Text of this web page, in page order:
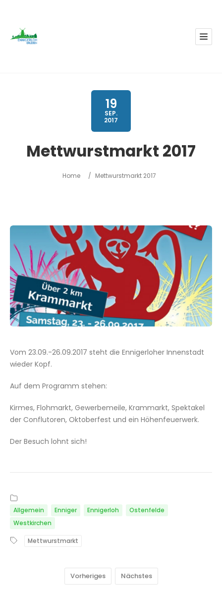
19
SEP.
2017
Mettwurstmarkt 2017
Home / Mettwurstmarkt 2017
Vom 23.09.-26.09.2017 steht die Ennigerloher Innenstadt
wieder Kopf.
Auf dem Programm stehen:
Kirmes, Flohmarkt, Gewerbemeile, Krammarkt, Spektakel
der Conflutoren, Oktoberfest und ein Höhenfeuerwerk.
Der Besuch lohnt sich!
Allgemein Enniger Ennigerloh
Ostenfelde
Westkirchen
Mettwurstmarkt
Vorheriges Nächstes